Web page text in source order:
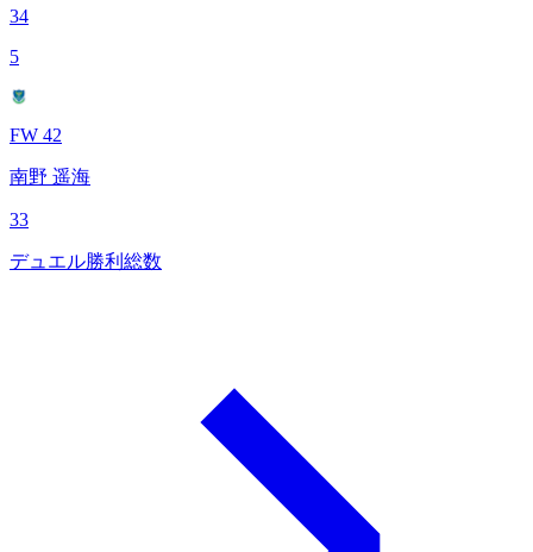
34
5
FW 42
南野 遥海
33
デュエル勝利総数